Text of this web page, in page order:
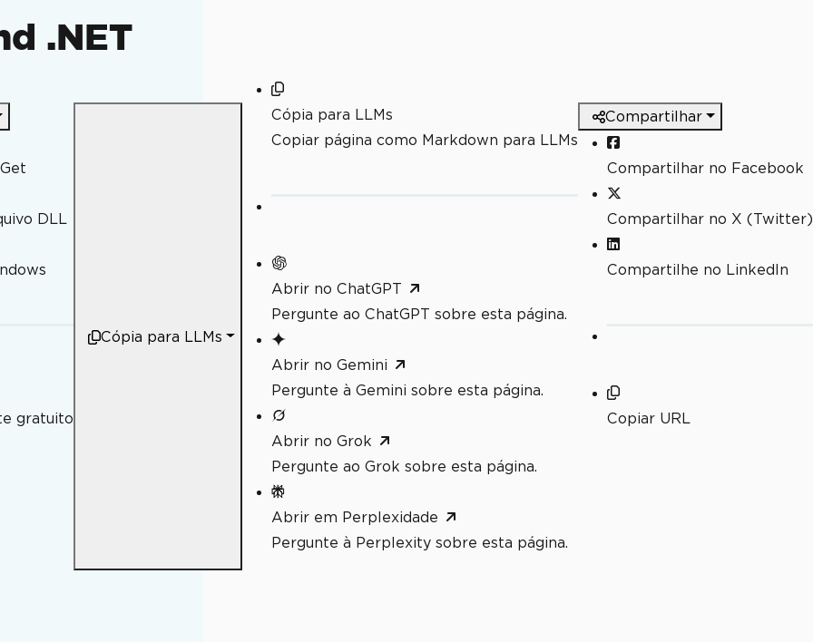
.NET
DLL
gratuito
Cópia para LLMs
Cópia para LLMs
Copiar página como Markdown para LLMs
Abrir no ChatGPT
Pergunte ao ChatGPT sobre esta página.
Abrir no Gemini
Pergunte à Gemini sobre esta página.
Abrir no Grok
Pergunte ao Grok sobre esta página.
Abrir em Perplexidade
Pergunte à Perplexity sobre esta página.
Compartilhar
Compartilhar no Facebook
Compartilhar no X (Twitter)
Compartilhe no LinkedIn
Copiar URL